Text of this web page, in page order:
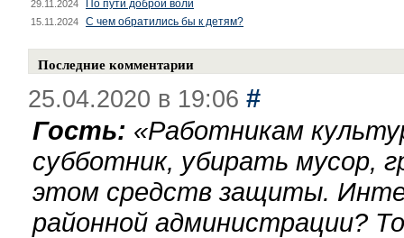
29.11.2024 По пути доброй воли
15.11.2024 С чем обратились бы к детям?
Последние комментарии
25.04.2020 в 19:06 #
Гость: «Работникам
субботник, убирать мусор,
этом средств защиты.
районной администрации?